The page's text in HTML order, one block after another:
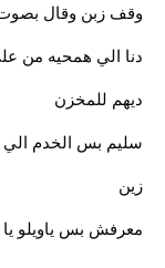
وقف زبن وقال
دنا الي همحيه من
ديهم للمخزن
سليم بس الخدم الي
زين
معرفش بس ياويلو